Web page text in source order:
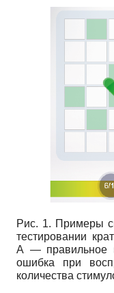
Рис. 1. Примеры
тестировании
А — правильное
ошибка при
количества